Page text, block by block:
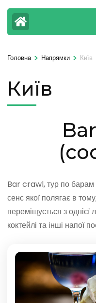
Головна > Напрямки > Київ
Київ
Bar crawl, тур по барам
сенс якої полягає в
переміщується з однієї
коктейлі та інші напої